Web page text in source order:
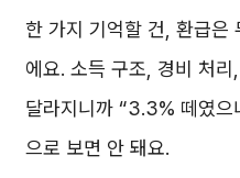
한 가지 기억할 건, 환급은
에요. 소득 구조, 경비 처
달라지니까 “3.3% 떼였으
으로 보면 안 돼요.